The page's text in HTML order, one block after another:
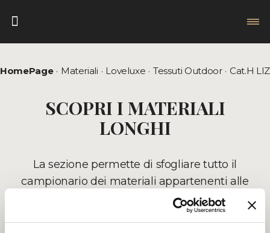
HomePage Materiali Loveluxe Tessuti Outdoor Cat.H LIZ
SCOPRI I MATERIALI
LONGHI
La sezione permette di sfogliare tutto il
campionario dei materiali appartenenti alle
collezioni Longhi. Cliccando direttamente
sull'immagine viene mostrata una piccola